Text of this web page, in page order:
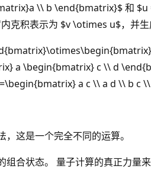
\\ b \end{bmatrix}$ 和
克积表示为 $v \otimes u$，并生
a \begin{bmatrix} c \\ d
a c \\ a d \\ b c
这是一个完全不同的运算。
合状态。 量子计算的真正力量